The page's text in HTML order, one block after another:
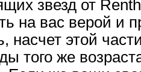
звезд от
на вас верой и
насчет этой
того же